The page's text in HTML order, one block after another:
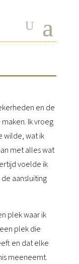
en de
Ik vroeg
wilde, wat ik
met alles wat
voelde ik
aansluiting
plek waar ik
plek die
en dat elke
meeneemt.